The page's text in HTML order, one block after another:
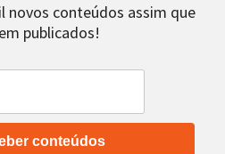
novos conteúdos assim que
publicados!
conteúdos